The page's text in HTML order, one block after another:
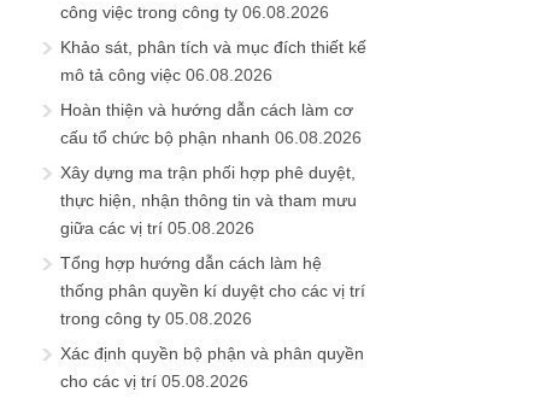
công việc trong công ty 06.08.2026
Khảo sát, phân tích và mục đích thiết kế
mô tả công việc 06.08.2026
Hoàn thiện và hướng dẫn cách làm cơ
cấu tổ chức bộ phận nhanh 06.08.2026
Xây dựng ma trận phối hợp phê duyệt,
thực hiện, nhận thông tin và tham mưu
giữa các vị trí 05.08.2026
Tổng hợp hướng dẫn cách làm hệ
thống phân quyền kí duyệt cho các vị trí
trong công ty 05.08.2026
Xác định quyền bộ phận và phân quyền
cho các vị trí 05.08.2026